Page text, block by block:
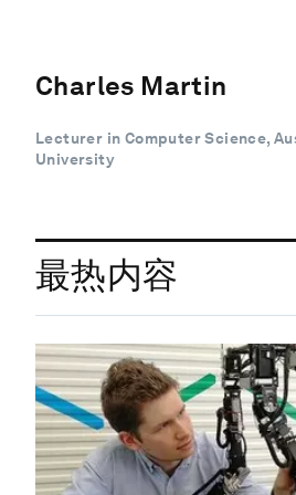
Charles Martin
Lecturer in Computer Science,
University
最热内容